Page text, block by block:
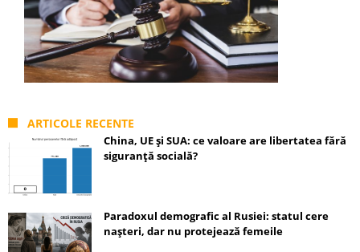
ARTICOLE RECENTE
China, UE și SUA: ce valoare are libertatea fără
siguranță socială?
Paradoxul demografic al Rusiei: statul cere
nașteri, dar nu protejează femeile